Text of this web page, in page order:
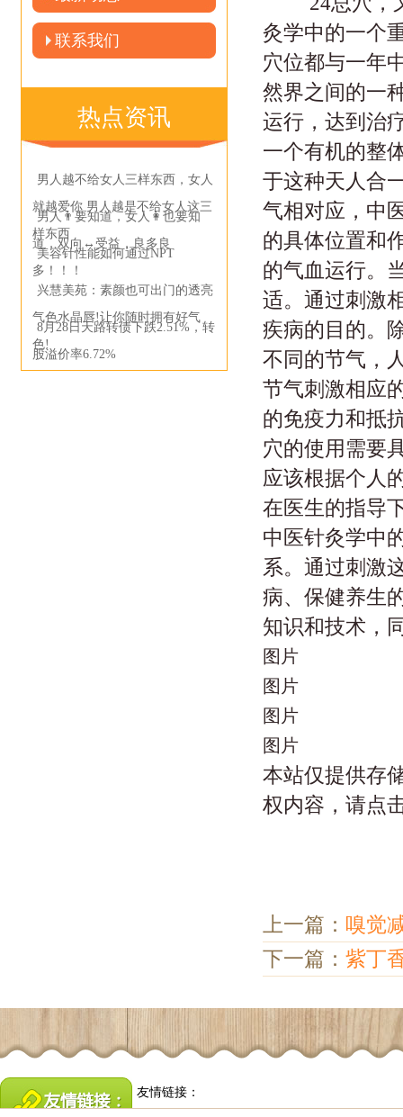
联系我们
热点资讯
男人越不给女人三样东西，女人
就越爱你 男人越是不给女人这三
样东西
男人👨要知道，女人👩也要知
道，双向↔受益，良多良
多！！！
美容针性能如何通过NPT
兴慧美苑：素颜也可出门的透亮
气色水晶唇!让你随时拥有好气
色!
8月28日天路转债下跌2.51%，转
股溢价率6.72%
灸学中的一个
穴位都与一年
然界之间的一
运行，达到治
一个有机的整
于这种天人合
气相对应，中
的具体位置和
的气血运行。
适。通过刺激
疾病的目的。
不同的节气，
节气刺激相应
的免疫力和抵
穴的使用需要
应该根据个人
在医生的指导
中医针灸学中
系。通过刺激
病、保健养生
知识和技术，
图片
图片
图片
图片
本站仅提供存
权内容，请点
上一篇： 嗅觉
下一篇： 紫丁
友情链接：